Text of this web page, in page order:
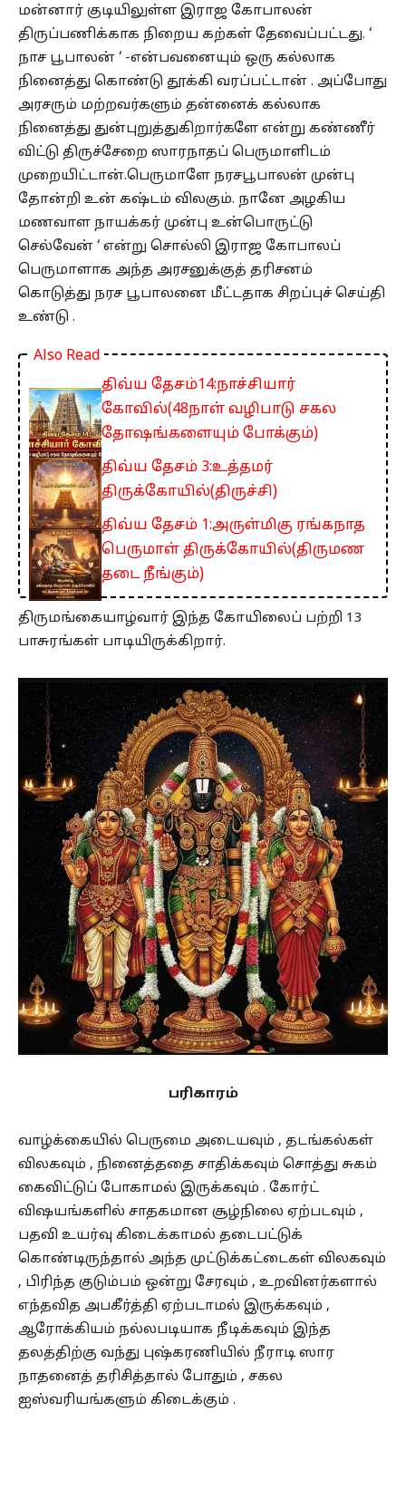
மன்னார் குடியிலுள்ள இராஜ கோபாலன்
திருப்பணிக்காக நிறைய கற்கள் தேவைப்பட்டது. ‘
நாச பூபாலன் ‘ -என்பவனையும் ஒரு கல்லாக
நினைத்து கொண்டு தூக்கி வரப்பட்டான் . அப்போது
அரசரும் மற்றவர்களும் தன்னைக் கல்லாக
நினைத்து துன்புறுத்துகிறார்களே என்று கண்ணீர்
விட்டு திருச்சேறை ஸாரநாதப் பெருமாளிடம்
முறையிட்டான்.பெருமாளே நரசபூபாலன் முன்பு
தோன்றி உன் கஷ்டம் விலகும். நானே அழகிய
மணவாள நாயக்கர் முன்பு உன்பொருட்டு
செல்வேன் ‘ என்று சொல்லி இராஜ கோபாலப்
பெருமாளாக அந்த அரசனுக்குத் தரிசனம்
கொடுத்து நரச பூபாலனை மீட்டதாக சிறப்புச் செய்தி
உண்டு .
Also Read
திவ்ய தேசம்14:நாச்சியார்
கோவில்(48நாள் வழிபாடு சகல
தோஷங்களையும் போக்கும்)
திவ்ய தேசம் 3:உத்தமர்
திருக்கோயில்(திருச்சி)
திவ்ய தேசம் 1:அருள்மிகு ரங்கநாத
பெருமாள் திருக்கோயில்(திருமண
தடை நீங்கும்)
திருமங்கையாழ்வார் இந்த கோயிலைப் பற்றி 13
பாசுரங்கள் பாடியிருக்கிறார்.
பரிகாரம்
வாழ்க்கையில் பெருமை அடையவும் , தடங்கல்கள்
விலகவும் , நினைத்ததை சாதிக்கவும் சொத்து சுகம்
கைவிட்டுப் போகாமல் இருக்கவும் . கோர்ட்
விஷயங்களில் சாதகமான சூழ்நிலை ஏற்படவும் ,
பதவி உயர்வு கிடைக்காமல் தடைபட்டுக்
கொண்டிருந்தால் அந்த முட்டுக்கட்டைகள் விலகவும்
, பிரிந்த குடும்பம் ஒன்று சேரவும் , உறவினர்களால்
எந்தவித அபகீர்த்தி ஏற்படாமல் இருக்கவும் ,
ஆரோக்கியம் நல்லபடியாக நீடிக்கவும் இந்த
தலத்திற்கு வந்து புஷ்கரணியில் நீராடி ஸார
நாதனைத் தரிசித்தால் போதும் , சகல
ஐஸ்வரியங்களும் கிடைக்கும் .